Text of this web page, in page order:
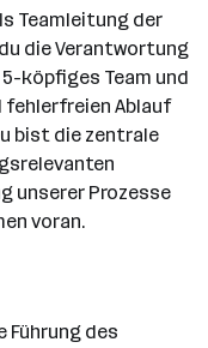
Teamleitung der
die Verantwortung
köpfiges Team und
fehlerfreien Ablauf
bist die zentrale
unserer Prozesse
voran.
des